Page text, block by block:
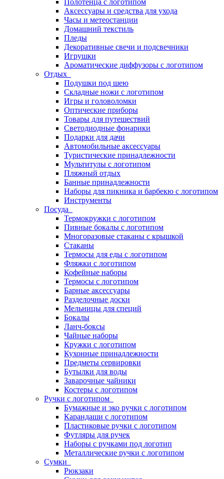
Полотенца с логотипом
Аксессуары и средства для ухода
Часы и метеостанции
Домашний текстиль
Пледы
Декоративные свечи и подсвечники
Игрушки
Ароматические диффузоры с логотипом
Отдых
Подушки под шею
Складные ножи с логотипом
Игры и головоломки
Оптические приборы
Товары для путешествий
Светодиодные фонарики
Подарки для дачи
Автомобильные аксессуары
Туристические принадлежности
Мультитулы с логотипом
Пляжный отдых
Банные принадлежности
Наборы для пикника и барбекю с логотипом
Инструменты
Посуда
Термокружки с логотипом
Пивные бокалы с логотипом
Многоразовые стаканы с крышкой
Стаканы
Термосы для еды с логотипом
Фляжки с логотипом
Кофейные наборы
Термосы с логотипом
Барные аксессуары
Разделочные доски
Мельницы для специй
Бокалы
Ланч-боксы
Чайные наборы
Кружки с логотипом
Кухонные принадлежности
Предметы сервировки
Бутылки для воды
Заварочные чайники
Костеры с логотипом
Ручки с логотипом
Бумажные и эко ручки с логотипом
Карандаши с логотипом
Пластиковые ручки с логотипом
Футляры для ручек
Наборы с ручками под логотип
Металлические ручки с логотипом
Сумки
Рюкзаки